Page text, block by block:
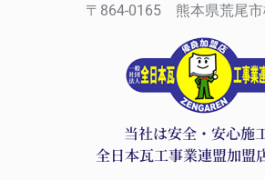
〒864-0165 熊本県荒尾市
当社は安全・安心施
全日本瓦工事業連盟加盟